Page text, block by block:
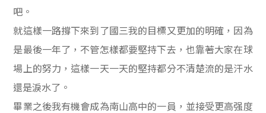
吧。
就這樣一路撐下來到了國三我的目標又更加的明確，因為
是最後一年了，不管怎樣都要堅持下去，也靠著大家在球
場上的努力，這樣一天一天的堅持都分不清楚流的是汗水
還是淚水了。
畢業之後我有機會成為南山高中的一員，並接受更高强度